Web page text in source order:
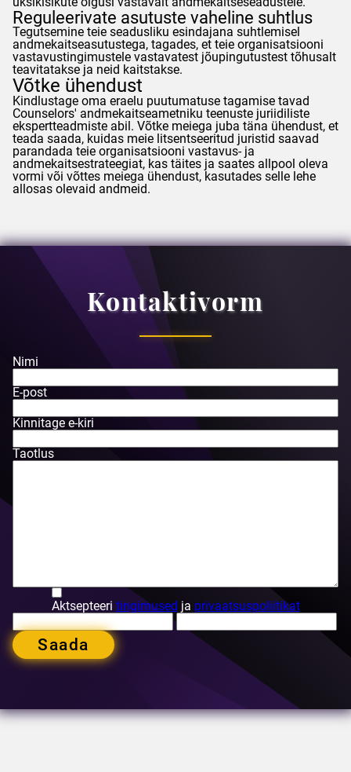
Reguleerivate asutuste vaheline suhtlus
Tegutsemine teie seadusliku esindajana suhtlemisel
andmekaitseasutustega, tagades, et teie organisatsiooni
vastavustingimustele vastavatest jõupingutustest tõhusalt
teavitatakse ja neid kaitstakse.
Võtke ühendust
Kindlustage oma eraelu puutumatuse tagamise tavad
Counselors' andmekaitseametniku teenuste juriidiliste
ekspertteadmiste abil. Võtke meiega juba täna ühendust, et
teada saada, kuidas meie litsentseeritud juristid saavad
parandada teie organisatsiooni vastavus- ja
andmekaitsestrateegiat, kas täites ja saates allpool oleva
vormi või võttes meiega ühendust, kasutades selle lehe
allosas olevaid andmeid.
Kontaktivorm
Nimi
E-post
Kinnitage e-kiri
Taotlus
Aktsepteeri tingimused ja privaatsuspoliitikat
Saada